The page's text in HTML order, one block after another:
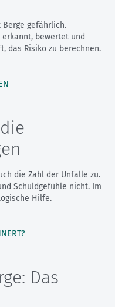
gefährlich.
bewertet und
das Risiko zu berechnen.
die Zahl der Unfälle zu.
Schuldgefühle nicht. Im
Hilfe.
Das